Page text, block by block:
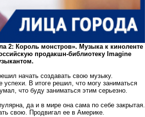
2: Король монстров». Музыка к киноленте
продакшн-библиотеку Imagine
начать создавать свою музыку.
В итоге решил, что могу заниматься
что буду заниматься этим серьезно.
да и в мире она сама по себе закрытая.
свою. Продвигал ее в Америке.